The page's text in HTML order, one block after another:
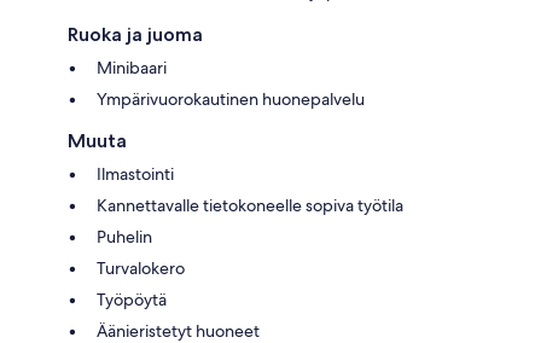
Ruoka ja juoma
Minibaari
Ympärivuorokautinen huonepalvelu
Muuta
Ilmastointi
Kannettavalle tietokoneelle sopiva työtila
Puhelin
Turvalokero
Työpöytä
Äänieristetyt huoneet